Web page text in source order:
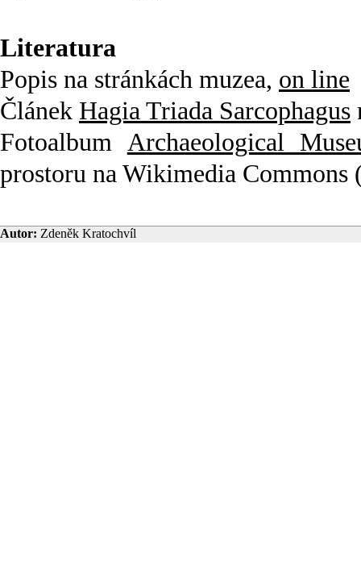
Literatura
Popis na stránkách muzea, on line
Článek Hagia Triada Sarcophagus
Fotoalbum Archaeological
prostoru na Wikimedia Commons
Autor: Zdeněk Kratochvíl